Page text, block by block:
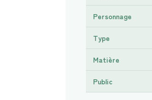
Personnage
Type
Matière
Public